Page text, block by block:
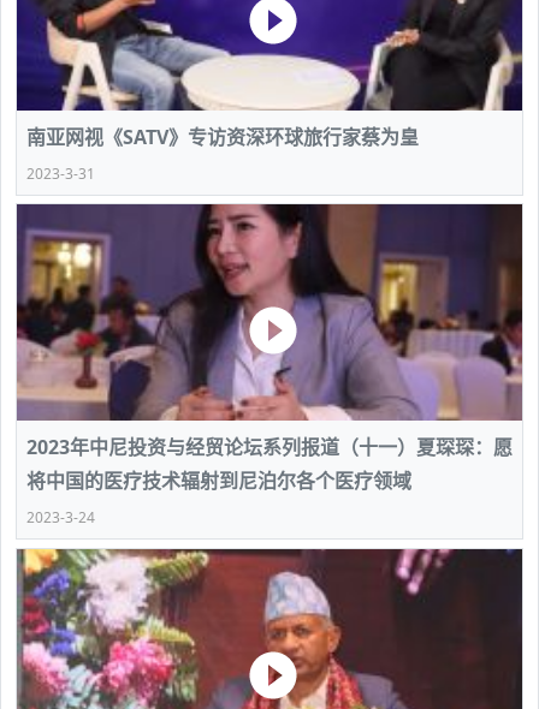
南亚网视《SATV》专访资深环球旅行家蔡为皇
2023-3-31
2023年中尼投资与经贸论坛系列报道（十一）夏琛琛：愿
将中国的医疗技术辐射到尼泊尔各个医疗领域
2023-3-24